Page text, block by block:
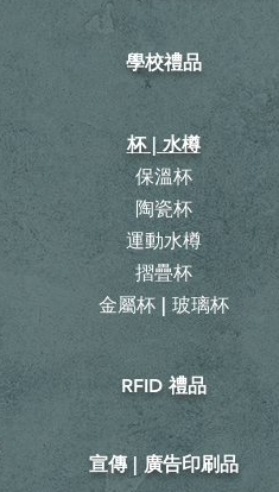
學校禮品
杯 | 水樽
保溫杯
陶瓷杯
運動水樽
摺疊杯
金屬杯 | 玻璃杯
RFID 禮品
宣傳 | 廣告印刷品